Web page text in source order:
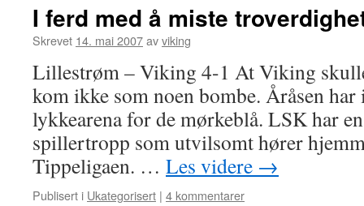
I ferd med å miste
Skrevet 14. mai 2007avviking
Lillestrøm – Viking 4-1 At Viking
kom ikke som noen bombe. Åråsen
lykkearena for de mørkeblå. LSK har
spillertropp som utvilsomt hører
Tippeligaen. … Les videre →
Publisert i Ukategorisert | 4 kommentarer